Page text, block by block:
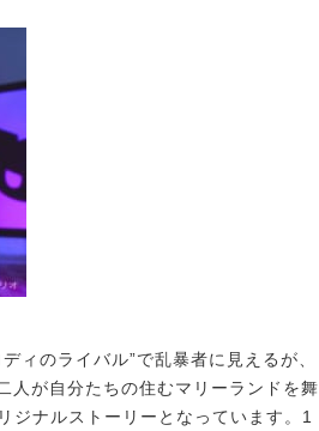
ィのライバル”で乱暴者に見えるが、
人が自分たちの住むマリーランドを舞
ジナルストーリーとなっています。1